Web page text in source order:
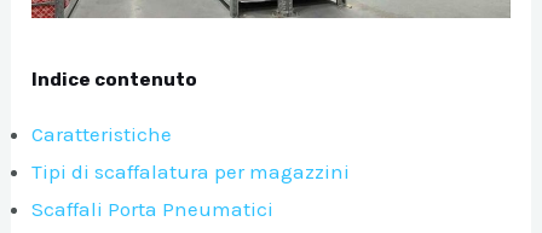
Indice contenuto
Caratteristiche
Tipi di scaffalatura per magazzini
Scaffali Porta Pneumatici